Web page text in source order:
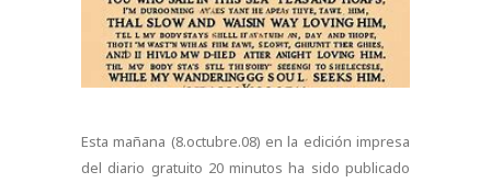
Esta mañana (8.octubre.08) en la edición impresa
del diario gratuito 20 minutos ha sido publicado